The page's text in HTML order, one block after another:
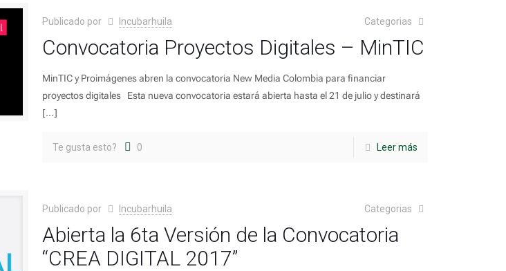
Publicado por Incubarhuila Categorias
Convocatoria Proyectos Digitales – MinTIC
MinTIC y Proimágenes abren la convocatoria New Media Colombia para financiar
proyectos digitales Esta nueva convocatoria estará abierta hasta el 21 de julio y destinará
[…]
Te gusta esto? 0 Leer más
Publicado por Incubarhuila Categorias
Abierta la 6ta Versión de la Convocatoria
“CREA DIGITAL 2017”